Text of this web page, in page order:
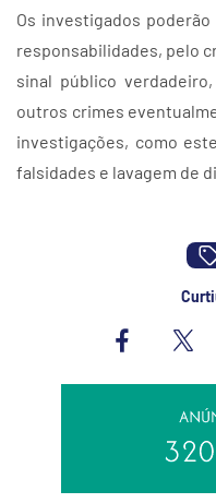
Os investigados
responsabilidades, pelo
sinal público
outros crimes
investigações, como
falsidades e lavagem de